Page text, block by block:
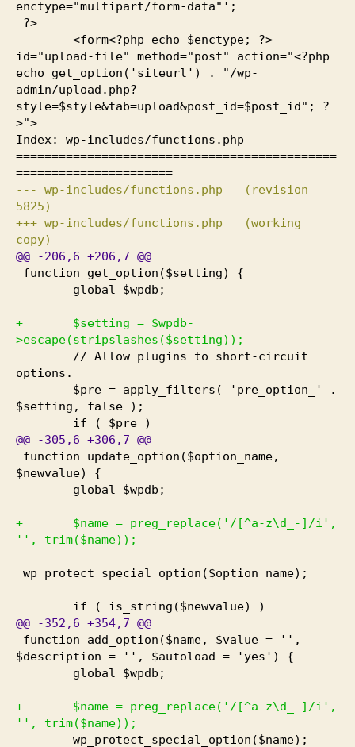
enctype="multipart/form-data"';
?>
<form<?php echo $enctype; ?>
id="upload-file" method="post" action="<?php
echo get_option ( 'siteurl' )
. "/wp-
admin/upload.php?
style=$style&tab=upload&post_id=$post_id"; ?
>">
Index: wp-includes/functions.php
=============================================
======================
--- wp-includes/functions.php
( revision
5825)
+++ wp-includes/functions.php
(working
copy)
@@
-206 , 6 +206 , 7 @@
function get_option ($setting)
{
global $wpdb;
+ $setting = $wpdb-
>escape(stripslashes ($setting) ) ;
// Allow plugins to short-circuit
options.
$pre = apply_filters (
'pre_option_' .
$setting, false
) ;
if
( $pre
)
@@
-305 , 6 +306 , 7 @@
function update_option ($option_name,
$newvalue)
{
global $wpdb;
+ $name = preg_replace( '/ [^a-z\d_- ] /i',
'', trim($name) ) ;
wp_protect_special_option ($option_name) ;
if ( is_string ($newvalue)
)
@@
-352 , 6 +354, 7 @@
function add_option ($name, $value = '',
$description = '', $autoload = 'yes' )
{
global $wpdb;
+ $name = preg_replace( '/ [^a-z\d_- ] /i',
'', trim($name) ) ;
wp_protect_special_option ($name) ;